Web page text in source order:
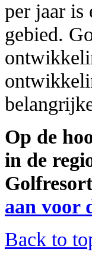
per jaar is
gebied.
Op de
in de
aan voor
Back to